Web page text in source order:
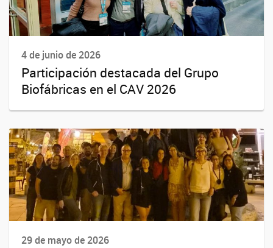
4 de junio de 2026
Participación destacada del Grupo
Biofábricas en el CAV 2026
29 de mayo de 2026